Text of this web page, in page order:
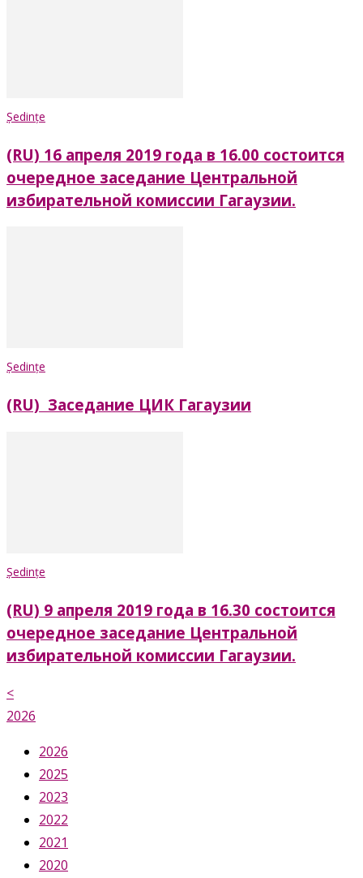
Ședințe
(RU) 16 апреля 2019 года в 16.00 состоится
очередное заседание Центральной
избирательной комиссии Гагаузии.
Ședințe
(RU) Заседание ЦИК Гагаузии
Ședințe
(RU) 9 апреля 2019 года в 16.30 состоится
очередное заседание Центральной
избирательной комиссии Гагаузии.
<
2026
2026
2025
2023
2022
2021
2020